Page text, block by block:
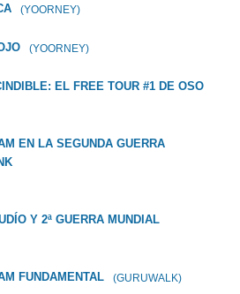
(YOORNEY)
(YOORNEY)
EL FREE TOUR #1 DE OSO
EN LA SEGUNDA GUERRA
Y 2ª GUERRA MUNDIAL
FUNDAMENTAL (GURUWALK)